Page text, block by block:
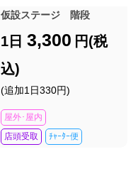
仮設ステージ 階段
1日 3,300 円(税
込)
(追加1日330円)
屋外･屋内
店頭受取
ﾁｬｰﾀｰ便